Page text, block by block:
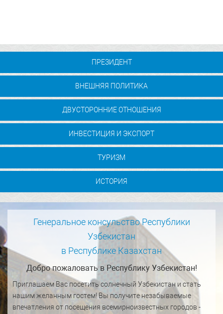
ПРЕЗИДЕНТ
ВНЕШНЯЯ ПОЛИТИКА
ДВУСТОРОННИЕ ОТНОШЕНИЯ
ИНВЕСТИЦИЯ И ЭКСПОРТ
ТУРИЗМ
ИСТОРИЯ
Генеральное консульство Республики
Узбекистан
в Республике Казахстан
Добро пожаловать в Республику Узбекистан!
Приглашаем Вас посетить солнечный Узбекистан и стать
нашим желанным гостем! Вы получите незабываемые
впечатления от посещения всемирноизвестных городов -